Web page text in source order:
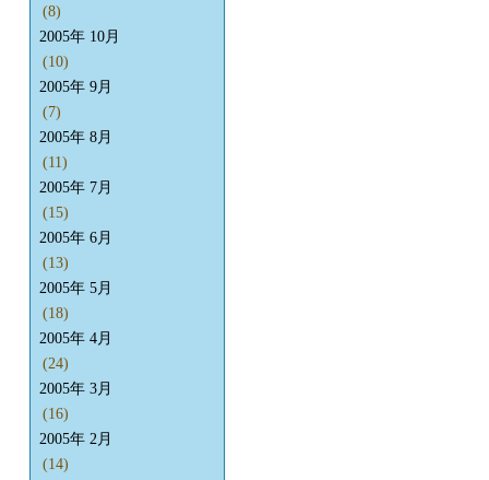
(8)
2005年 10月
(10)
2005年 9月
(7)
2005年 8月
(11)
2005年 7月
(15)
2005年 6月
(13)
2005年 5月
(18)
2005年 4月
(24)
2005年 3月
(16)
2005年 2月
(14)